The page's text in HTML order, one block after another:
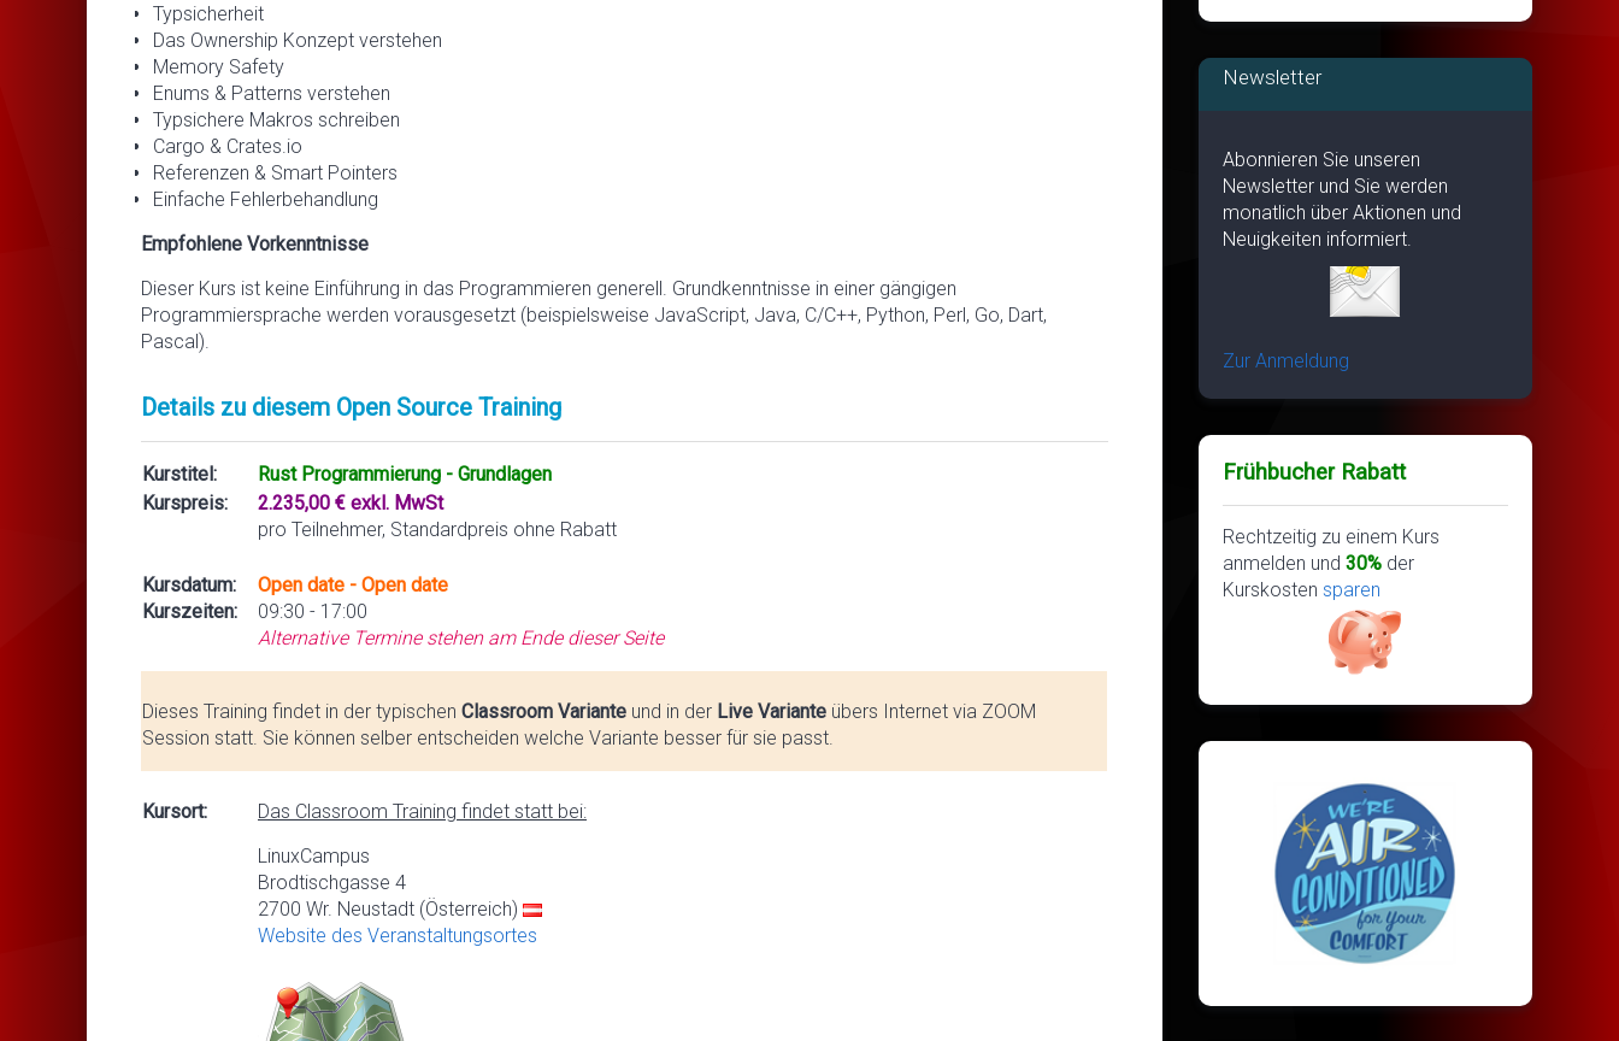
Typsicherheit
Das Ownership Konzept verstehen
Memory Safety
Enums & Patterns verstehen
Typsichere Makros schreiben
Cargo & Crates.io
Referenzen & Smart Pointers
Einfache Fehlerbehandlung
Empfohlene Vorkenntnisse
Dieser Kurs ist keine Einführung in das Programmieren generell. Grundkenntnisse in einer gängigen
Programmiersprache werden vorausgesetzt (beispielsweise JavaScript, Java, C/C++, Python, Perl, Go, Dart,
Pascal).
Details zu diesem Open Source Training
Kurstitel:
Rust Programmierung - Grundlagen
Kurspreis:
2.235,00 € exkl. MwSt
pro Teilnehmer, Standardpreis ohne Rabatt
Kursdatum:
Kurszeiten:
Open date - Open date
09:30 - 17:00
Alternative Termine stehen am Ende dieser Seite
Dieses Training findet in der typischen Classroom Variante und in der Live Variante übers Internet via ZOOM
Session statt. Sie können selber entscheiden welche Variante besser für sie passt.
Kursort:
Das Classroom Training findet statt bei:
LinuxCampus
Brodtischgasse 4
2700 Wr. Neustadt (Österreich)
Website des Veranstaltungsortes
Newsletter
Abonnieren Sie unseren
Newsletter und Sie werden
monatlich über Aktionen und
Neuigkeiten informiert.
Zur Anmeldung
Frühbucher Rabatt
Rechtzeitig zu einem Kurs
anmelden und 30%der
Kurskosten sparen